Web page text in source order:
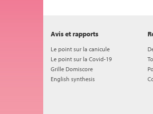
Avis et rapports
Le point sur la canicule
Le point sur la Covid-19
Grille Domiscore
English synthesis